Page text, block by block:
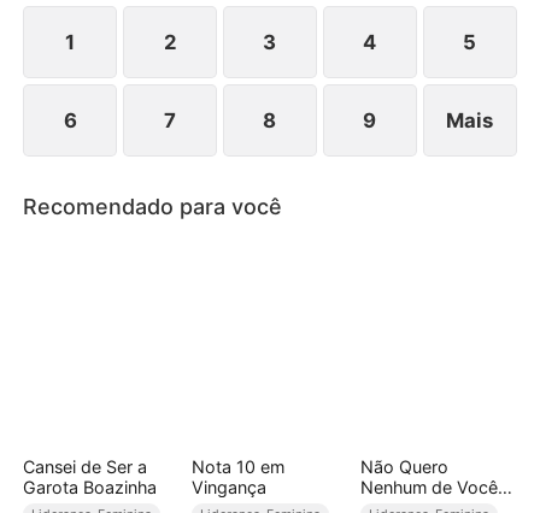
determinação de sobreviver.
1 2 3 4 5
6 7 8 9 Mais
Recomendado para você
Cansei de Ser a
Garota Boazinha
Nota 10 em
Vingança
Não Quero
Nenhum de Vocês
Três